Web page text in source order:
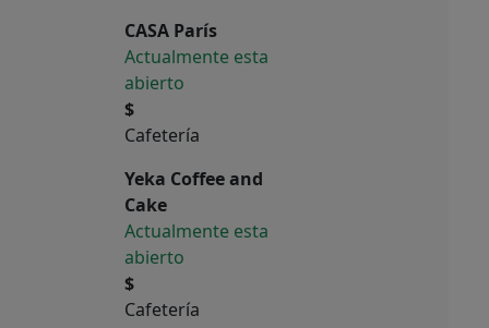
CASA París
Actualmente esta
abierto
$
Cafetería
Yeka Coffee and
Cake
Actualmente esta
abierto
$
Cafetería